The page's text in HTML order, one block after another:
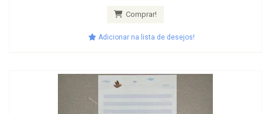
Comprar!
Adicionar na lista de desejos!